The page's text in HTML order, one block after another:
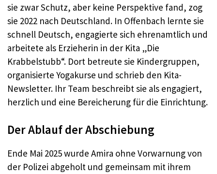
sie zwar Schutz, aber keine Perspektive fand, zog
sie 2022 nach Deutschland. In Offenbach lernte sie
schnell Deutsch, engagierte sich ehrenamtlich und
arbeitete als Erzieherin in der Kita „Die
Krabbelstubb“. Dort betreute sie Kindergruppen,
organisierte Yogakurse und schrieb den Kita-
Newsletter. Ihr Team beschreibt sie als engagiert,
herzlich und eine Bereicherung für die Einrichtung.
Der Ablauf der Abschiebung
Ende Mai 2025 wurde Amira ohne Vorwarnung von
der Polizei abgeholt und gemeinsam mit ihrem